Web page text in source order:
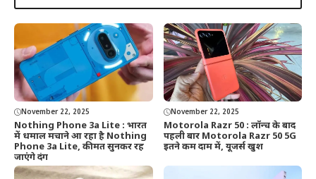
November 22, 2025
Nothing Phone 3a Lite : भारत
में धमाल मचाने आ रहा है Nothing
Phone 3a Lite, कीमत सुनकर रह
जाएंगे दंग
November 22, 2025
Motorola Razr 50 : लॉन्च के बाद
पहली बार Motorola Razr 50 5G
इतने कम दाम में, यूजर्स खुश